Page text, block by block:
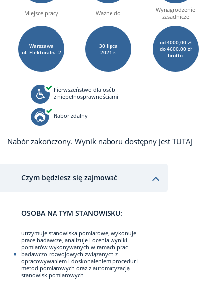
Miejsce pracy
Warszawa
ul. Elektoralna 2
Ważne do
30 lipca
2021 r.
Wynagrodzenie
zasadnicze
od 4000,00 zł
do 4600,00 zł
brutto
Pierwszeństwo dla osób
z niepełnosprawnościami
Nabór zdalny
Nabór zakończony. Wynik naboru dostępny jest TUTAJ
Czym będziesz się zajmować
OSOBA NA TYM STANOWISKU:
utrzymuje stanowiska pomiarowe, wykonuje
prace badawcze, analizuje i ocenia wyniki
pomiarów wykonywanych w ramach prac
badawczo-rozwojowych związanych z
opracowywaniem i doskonaleniem procedur i
metod pomiarowych oraz z automatyzacją
stanowisk pomiarowych